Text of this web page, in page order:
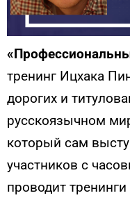
тренинг Ицхака
дорогих и
русскоязычном
который сам
участников с
проводит